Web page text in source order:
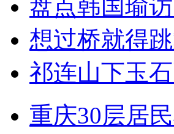
盘点韩国瑜
想过桥就得
祁连山下玉
重庆30层居